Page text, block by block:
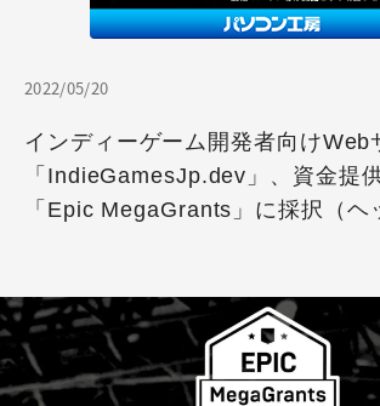
2022/05/20
インディーゲーム開発者向けWeb
「IndieGamesJp.dev」、資金提
「Epic MegaGrants」に採択（ヘ